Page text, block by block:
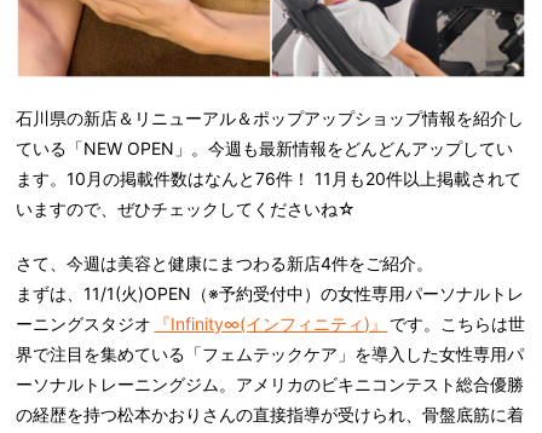
石川県の新店＆リニューアル＆ポップアップショップ情報を紹介し
ている「NEW OPEN」。今週も最新情報をどんどんアップしてい
ます。10月の掲載件数はなんと76件！ 11月も20件以上掲載されて
いますので、ぜひチェックしてくださいね☆
さて、今週は美容と健康にまつわる新店4件をご紹介。
まずは、11/1(火)OPEN（※予約受付中）の女性専用パーソナルトレ
ーニングスタジオ
『Infinity∞(インフィニティ)』
です。こちらは世
界で注目を集めている「フェムテックケア」を導入した女性専用パ
ーソナルトレーニングジム。アメリカのビキニコンテスト総合優勝
の経歴を持つ松本かおりさんの直接指導が受けられ、骨盤底筋に着